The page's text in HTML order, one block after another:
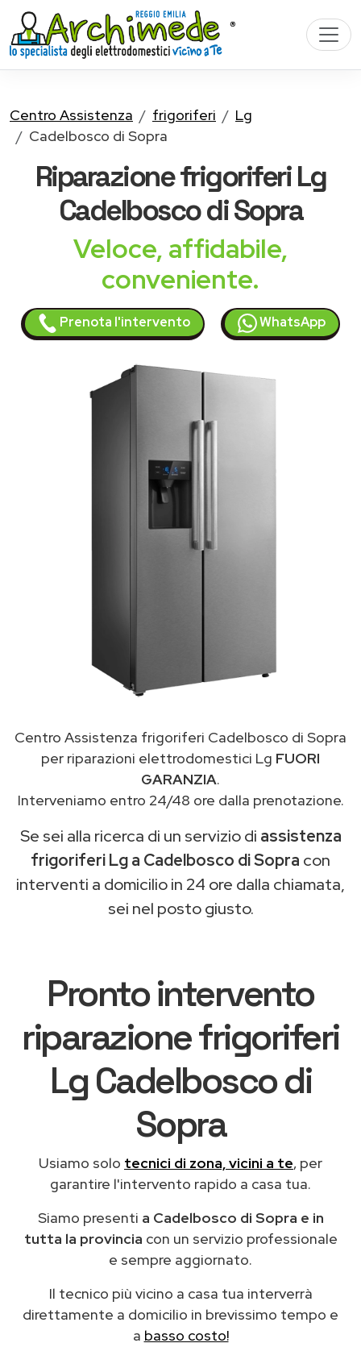
Centro Assistenza frigoriferi
Lg
Cadelbosco di Sopra
Riparazionefrigoriferi Lg
Cadelbosco di Sopra
Veloce, affidabile,
conveniente.
Prenota l'intervento WhatsApp
Centro Assistenza frigoriferi Cadelbosco di Sopra
per riparazioni elettrodomestici Lg FUORI
GARANZIA.
Interveniamo entro 24/48 ore dalla prenotazione.
Se sei alla ricerca di un servizio di assistenza
frigoriferi Lg a Cadelbosco di Sopra con
interventi a domicilio in 24 ore dalla chiamata,
sei nel posto giusto.
Pronto intervento
riparazione frigoriferi
Lg Cadelbosco di
Sopra
Usiamo solo tecnici di zona, vicini a te, per
garantire l'intervento rapido a casa tua.
Siamo presenti a Cadelbosco di Sopra e in
tutta la provincia con un servizio professionale
e sempre aggiornato.
Il tecnico più vicino a casa tua interverrà
direttamente a domicilio in brevissimo tempo e
a basso costo!